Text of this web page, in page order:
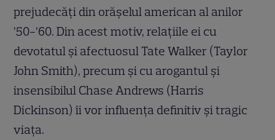
prejudecăți din orășelul american al anilor
’50-’60. Din acest motiv, relațiile ei cu
devotatul și afectuosul Tate Walker (Taylor
John Smith), precum și cu arogantul și
insensibilul Chase Andrews (Harris
Dickinson) îi vor influența definitiv și tragic
viața.